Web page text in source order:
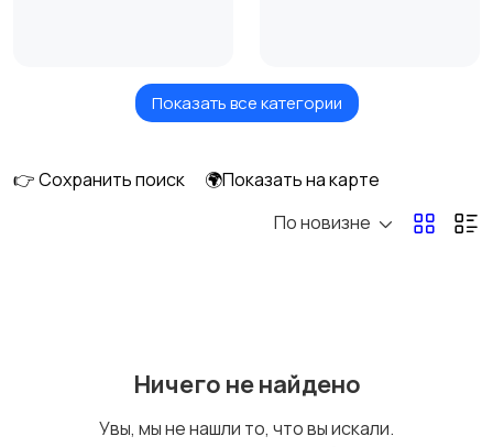
Клавиатуры и мыши
картридеры
Показать все категории
👉 Сохранить поиск
🌍Показать на карте
По новизне
Ничего не найдено
Увы, мы не нашли то, что вы искали.